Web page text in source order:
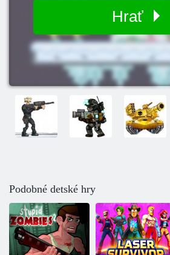
Hrať
Podobné detské hry